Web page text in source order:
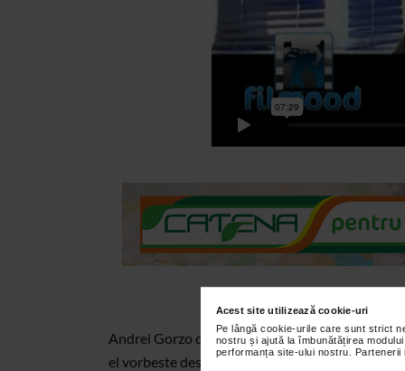
Acest site utilizează cookie-uri
Pe lângă cookie-urile care sunt strict
nostru și ajută la îmbunătățirea
performanța site-ului nostru.
Andrei Gorzo descrie filmul Full Metal Jacket
el vorbeste despre filmul Eyes Wide Shut si